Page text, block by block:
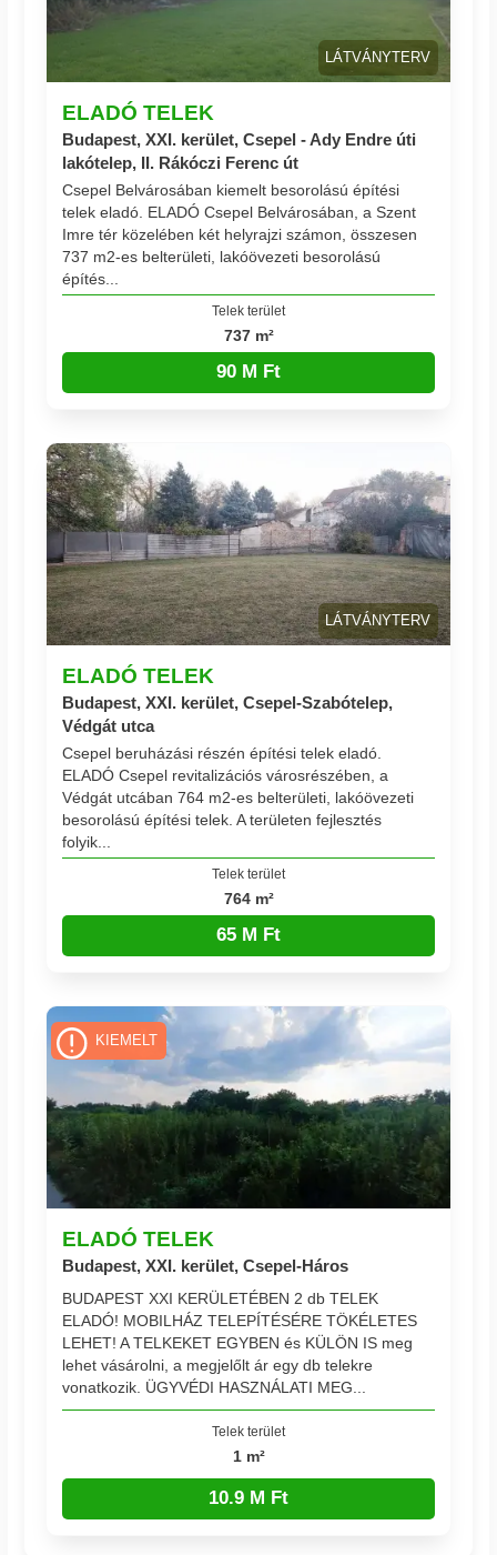
LÁTVÁNYTERV
ELADÓ TELEK
Budapest, XXI. kerület, Csepel - Ady Endre úti
lakótelep, II. Rákóczi Ferenc út
Csepel Belvárosában kiemelt besorolású építési
telek eladó. ELADÓ Csepel Belvárosában, a Szent
Imre tér közelében két helyrajzi számon, összesen
737 m2-es belterületi, lakóövezeti besorolású
építés...
Telek terület
737 m²
90 M Ft
LÁTVÁNYTERV
ELADÓ TELEK
Budapest, XXI. kerület, Csepel-Szabótelep,
Védgát utca
Csepel beruházási részén építési telek eladó.
ELADÓ Csepel revitalizációs városrészében, a
Védgát utcában 764 m2-es belterületi, lakóövezeti
besorolású építési telek. A területen fejlesztés
folyik...
Telek terület
764 m²
65 M Ft
ELADÓ TELEK
Budapest, XXI. kerület, Csepel-Háros
BUDAPEST XXI KERÜLETÉBEN 2 db TELEK
ELADÓ! MOBILHÁZ TELEPÍTÉSÉRE TÖKÉLETES
LEHET! A TELKEKET EGYBEN és KÜLÖN IS meg
lehet vásárolni, a megjelőlt ár egy db telekre
vonatkozik. ÜGYVÉDI HASZNÁLATI MEG...
Telek terület
1 m²
10.9 M Ft
KIEMELT